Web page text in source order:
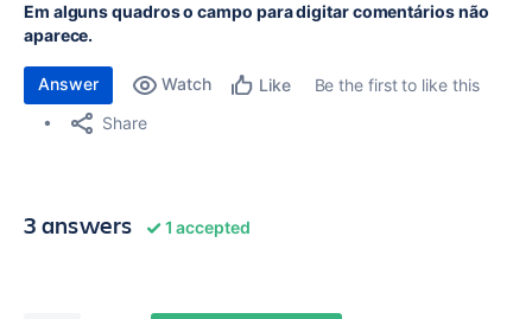
Em alguns quadros o campo para digitar comentários não
aparece.
Answer Watch Like
Be the first to like this
Share
3 answers 1 accepted